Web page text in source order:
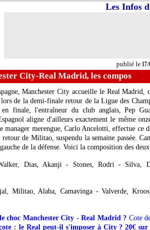
publié le17/
Les Infos
City-Real Madrid, les compos
Manchester City accueille le Real Madrid,
de la demi-finale retour de la Ligue des
finale, l'entraîneur du club anglais, Pep
aligne d'ailleurs exactement le même
merengue, Carlo Ancelotti, effectue ce
de Militao, suspendu la semaine passée.
de la défense. Voici la composition des deux
Dias, Akanji - Stones, Rodri - Silva,
Militao, Alaba, Camavinga - Valverde,
choc Manchester City - Real Madrid ? Cote
: le Real peut-il s'imposer à City ? 20€